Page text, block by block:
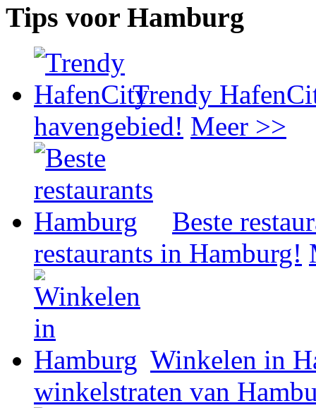
Tips voor Hamburg
Trendy
havengebied! Meer >>
Beste
restaurants in Hamburg!
Winkelen in
winkelstraten van